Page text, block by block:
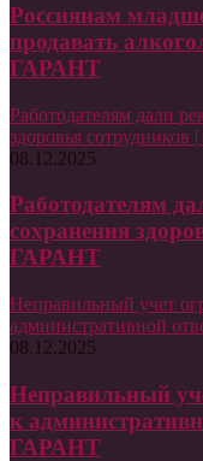
Россиянам
продавать
ГАРАНТ
Работодателям дали
здоровья
08.12.2025
Работодателям
сохранения
ГАРАНТ
Неправильный учет
административной
08.12.2025
Неправильный
к
ГАРАНТ